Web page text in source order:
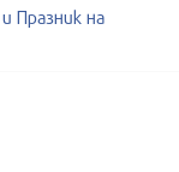
Празник на